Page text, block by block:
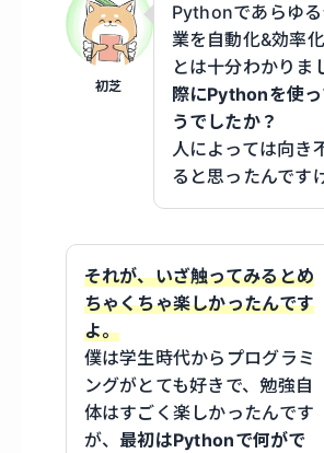
初芝
Pythonであらゆ
業を自動化&効率
とは十分わかりま
際にPythonを使
うでしたか？
人によっては向き
ると思ったんです
それが、いざ触ってみるとめ
ちゃくちゃ楽しかったんです
よ。
僕は学生時代からプログラミ
ングがとても好きで、勉強自
体はすごく楽しかったんです
が、 最初はPythonで何がで